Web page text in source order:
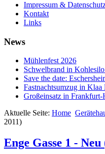
Impressum &
Kontakt
Links
News
Mühlenfest 2026
Schwelbrand in
Save the date:
Fastnachtsumzug in Klaa
Großeinsatz in Frankfurt-
Aktuelle Seite: Home
2011)
Enge Gasse 1 - Neu